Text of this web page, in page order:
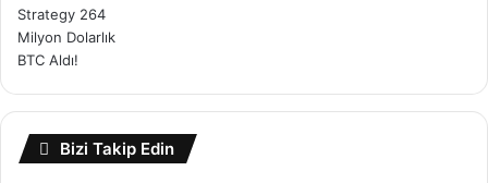
Bizi Takip Edin